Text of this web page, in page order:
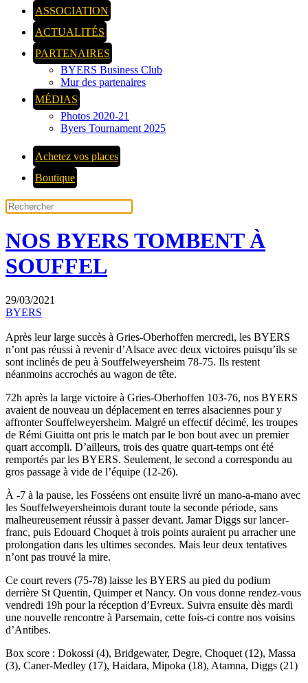
ASSOCIATION
ACTUALITÉS
PARTENAIRES
BYERS Business Club
Mur des partenaires
MÉDIAS
Photos 2020-21
Byers Tournament 2025
Achetez vos places
Boutique
NOS BYERS TOMBENT À
SOUFFEL
29/03/2021
BYERS
Après leur large succès à Gries-Oberhoffen mercredi, les BYERS
n’ont pas réussi à revenir d’Alsace avec deux victoires puisqu’ils se
sont inclinés de peu à Souffelweyersheim 78-75. Ils restent
néanmoins accrochés au wagon de tête.
72h après la large victoire à Gries-Oberhoffen 103-76, nos BYERS
avaient de nouveau un déplacement en terres alsaciennes pour y
affronter Souffelweyersheim. Malgré un effectif décimé, les troupes
de Rémi Giuitta ont pris le match par le bon bout avec un premier
quart accompli. D’ailleurs, trois des quatre quart-temps ont été
remportés par les BYERS. Seulement, le second a correspondu au
gros passage à vide de l’équipe (12-26).
À -7 à la pause, les Fosséens ont ensuite livré un mano-a-mano avec
les Souffelweyersheimois durant toute la seconde période, sans
malheureusement réussir à passer devant. Jamar Diggs sur lancer-
franc, puis Edouard Choquet à trois points auraient pu arracher une
prolongation dans les ultimes secondes. Mais leur deux tentatives
n’ont pas trouvé la mire.
Ce court revers (75-78) laisse les BYERS au pied du podium
derrière St Quentin, Quimper et Nancy. On vous donne rendez-vous
vendredi 19h pour la réception d’Evreux. Suivra ensuite dès mardi
une nouvelle rencontre à Parsemain, cette fois-ci contre nos voisins
d’Antibes.
Box score : Dokossi (4), Bridgewater, Degre, Choquet (12), Massa
(3), Caner-Medley (17), Haidara, Mipoka (18), Atamna, Diggs (21)